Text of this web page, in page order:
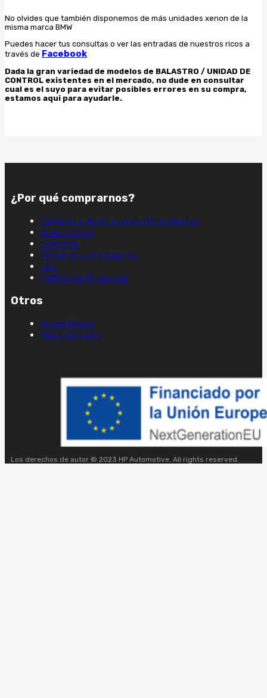
No olvides que también disponemos de más unidades xenon de la
misma marca BMW
Puedes hacer tus consultas o ver las entradas de nuestros ricos a
través de Facebook
Dada la gran variedad de modelos de BALASTRO / UNIDAD DE
CONTROL existentes en el mercado, no dude en consultar
cual es el suyo para evitar posibles errores en su compra,
estamos aqui para ayudarle.
¿Por qué comprarnos?
Cambios y devoluciones de productos
Envio y Pago
Nosotros
Términos y condiciones
FAQ
Política de Privacidad
Otros
Accesibilidad
Mapa sitio web
Los derechos de autor © 2023 HP Automotive. All rights reserved.